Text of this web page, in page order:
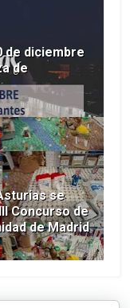
de diciembre
de
se
Concurso de
de Madrid